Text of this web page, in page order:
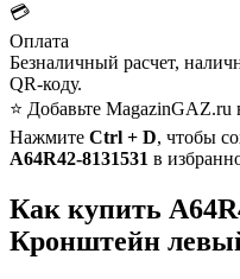
💳
Оплата
Безналичный расчет,
QR-коду.
⭐ Добавьте MagazinGAZ.ru
Нажмите Ctrl + D, чтобы
A64R42-8131531 в
Как купить
Кронштейн